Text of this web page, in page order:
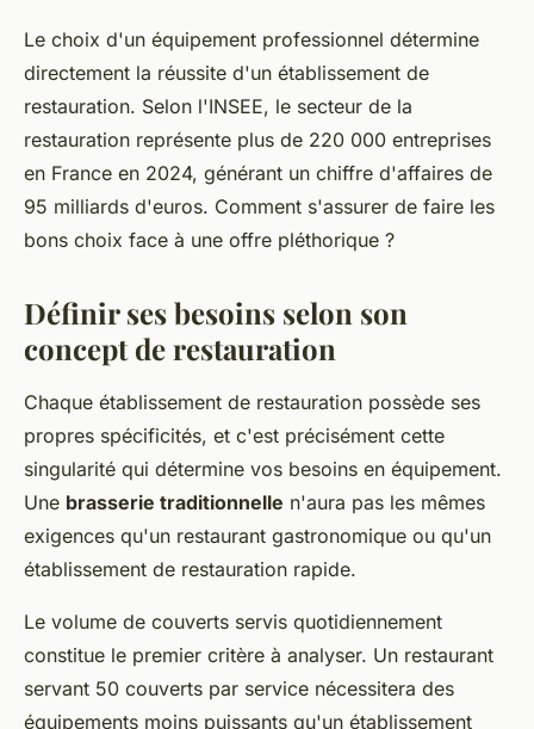
Équipements de cuisine
professionnels : faites le bon
choix !
Louise•14 février 2026•8 min de lecture
Le choix d'un équipement professionnel détermine
directement la réussite d'un établissement de
restauration. Selon l'INSEE, le secteur de la
restauration représente plus de 220 000 entreprises
en France en 2024, générant un chiffre d'affaires de
95 milliards d'euros. Comment s'assurer de faire les
bons choix face à une offre pléthorique ?
Définir ses besoins selon son
concept de restauration
Chaque établissement de restauration possède ses
propres spécificités, et c'est précisément cette
singularité qui détermine vos besoins en équipement.
Une brasserie traditionnelle n'aura pas les mêmes
exigences qu'un restaurant gastronomique ou qu'un
établissement de restauration rapide.
Le volume de couverts servis quotidiennement
constitue le premier critère à analyser. Un restaurant
servant 50 couverts par service nécessitera des
équipements moins puissants qu'un établissement